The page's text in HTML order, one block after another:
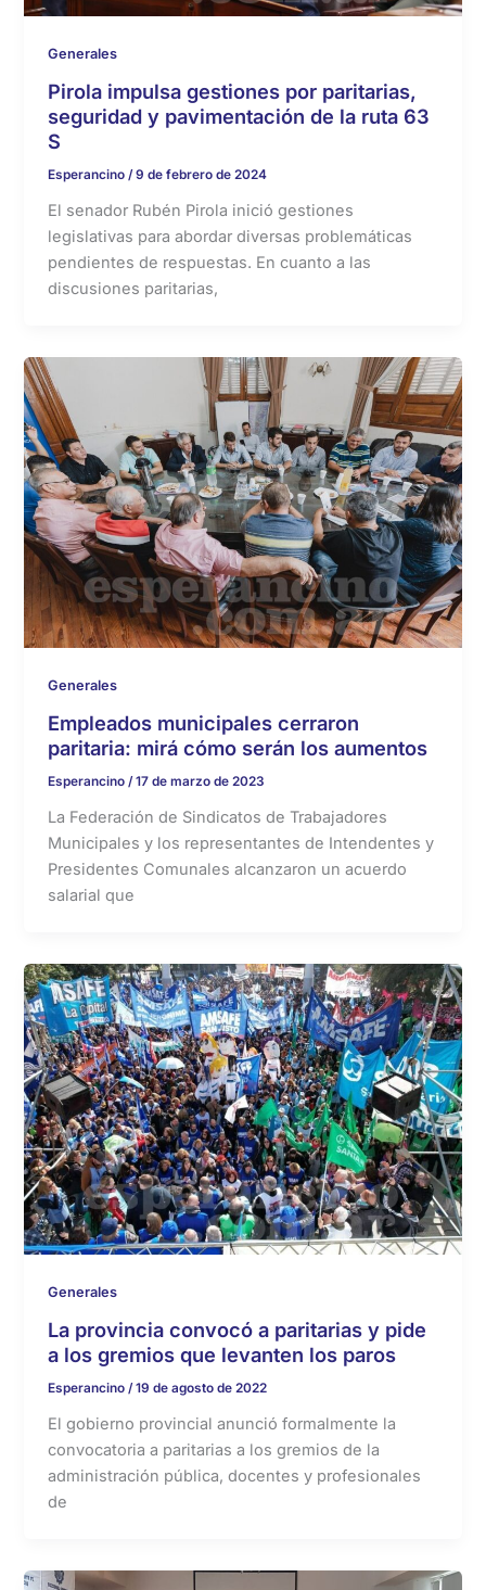
Generales
Pirola impulsa gestiones por paritarias,
seguridad y pavimentación de la ruta 63
S
Esperancino /9 de febrero de 2024
El senador Rubén Pirola inició gestiones
legislativas para abordar diversas problemáticas
pendientes de respuestas. En cuanto a las
discusiones paritarias,
Generales
Empleados municipales cerraron
paritaria: mirá cómo serán los aumentos
Esperancino/17 de marzo de 2023
La Federación de Sindicatos de Trabajadores
Municipales y los representantes de Intendentes y
Presidentes Comunales alcanzaron un acuerdo
salarial que
Generales
La provincia convocó a paritarias y pide
a los gremios que levanten los paros
Esperancino/19 de agosto de 2022
El gobierno provincial anunció formalmente la
convocatoria a paritarias a los gremios de la
administración pública, docentes y profesionales
de